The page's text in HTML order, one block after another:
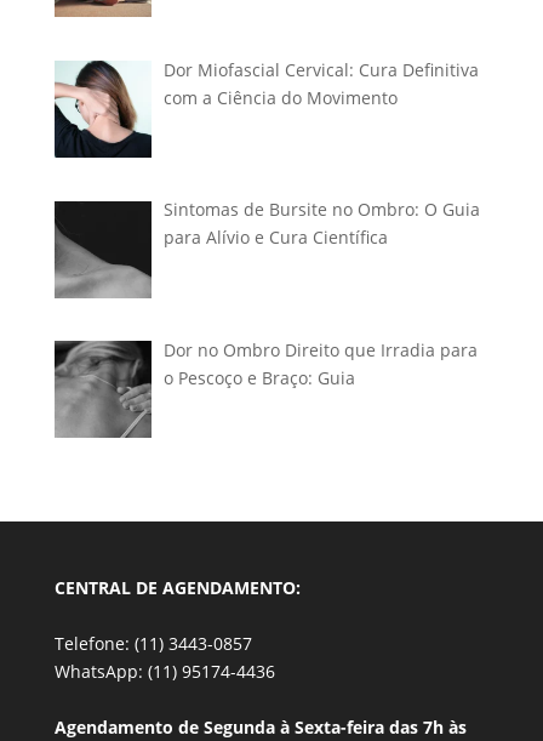
Dor Miofascial Cervical: Cura Definitiva
com a Ciência do Movimento
Sintomas de Bursite no Ombro: O Guia
para Alívio e Cura Científica
Dor no Ombro Direito que Irradia para
o Pescoço e Braço: Guia
CENTRAL DE AGENDAMENTO:
Telefone: (11) 3443-0857
WhatsApp: (11) 95174-4436
Agendamento de Segunda à Sexta-feira das 7h às